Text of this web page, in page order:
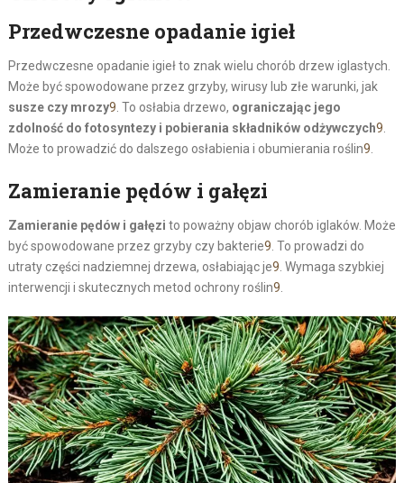
Przedwczesne opadanie igieł
Przedwczesne opadanie igieł to znak wielu chorób drzew iglastych.
Może być spowodowane przez grzyby, wirusy lub złe warunki, jak
susze czy mrozy9 . To osłabia drzewo, ograniczając jego
zdolność do fotosyntezy i pobierania składników odżywczych9
Może to prowadzić do dalszego osłabienia i obumierania roślin9
Zamieranie pędów i gałęzi
Zamieranie pędów i gałęzi to poważny objaw chorób iglaków. Może
być spowodowane przez grzyby czy bakterie9 . To prowadzi do
utraty części nadziemnej drzewa, osłabiając je9 . Wymaga szybkiej
interwencji i skutecznych metod ochrony roślin9